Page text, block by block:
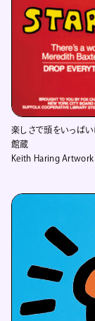
楽しさで頭をいっぱい
館蔵
Keith Haring